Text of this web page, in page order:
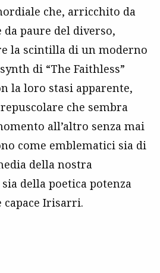
che, arricchito da
paure del diverso,
la scintilla di un moderno
di “The Faithless”
la loro stasi apparente,
che sembra
all’altro senza mai
come emblematici sia di
della nostra
della poetica potenza
capace Irisarri.